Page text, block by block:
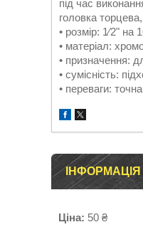
під час
головка
• розмір: 1⁄2"
• матеріал:
• призначення:
• сумісність:
• переваги:
Ціна: 50 ₴